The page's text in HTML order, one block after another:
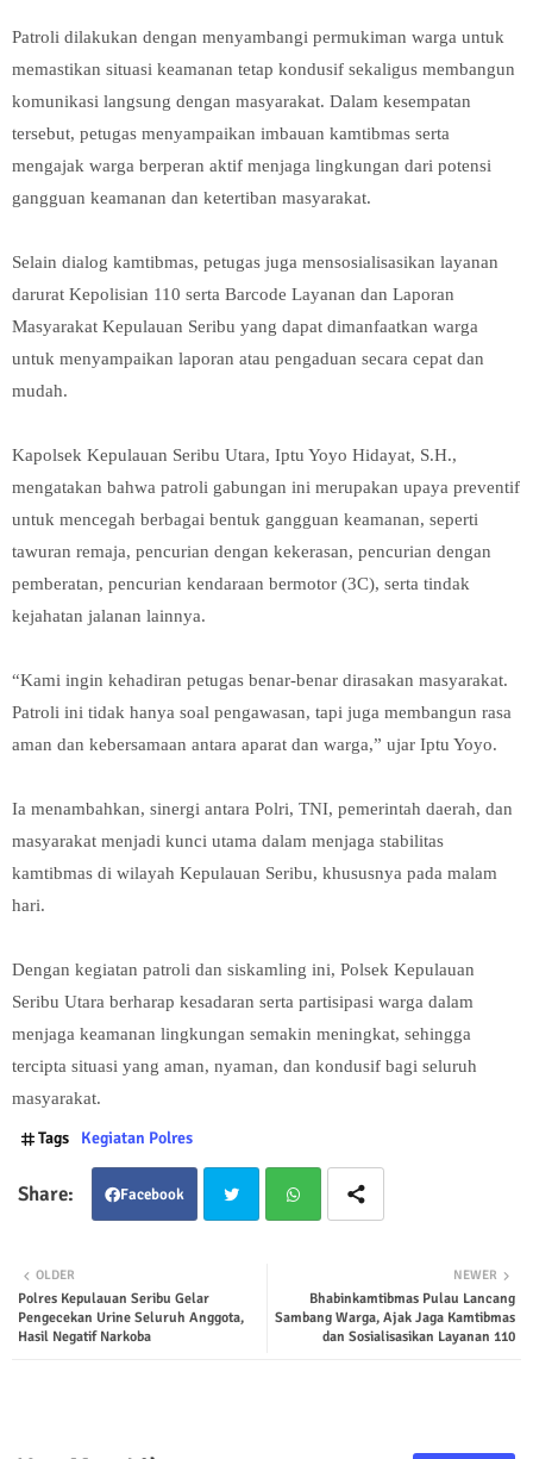
Patroli dilakukan dengan menyambangi permukiman warga untuk
memastikan situasi keamanan tetap kondusif sekaligus membangun
komunikasi langsung dengan masyarakat. Dalam kesempatan
tersebut, petugas menyampaikan imbauan kamtibmas serta
mengajak warga berperan aktif menjaga lingkungan dari potensi
gangguan keamanan dan ketertiban masyarakat.
Selain dialog kamtibmas, petugas juga mensosialisasikan layanan
darurat Kepolisian 110 serta Barcode Layanan dan Laporan
Masyarakat Kepulauan Seribu yang dapat dimanfaatkan warga
untuk menyampaikan laporan atau pengaduan secara cepat dan
mudah.
Kapolsek Kepulauan Seribu Utara, Iptu Yoyo Hidayat, S.H.,
mengatakan bahwa patroli gabungan ini merupakan upaya preventif
untuk mencegah berbagai bentuk gangguan keamanan, seperti
tawuran remaja, pencurian dengan kekerasan, pencurian dengan
pemberatan, pencurian kendaraan bermotor (3C), serta tindak
kejahatan jalanan lainnya.
“Kami ingin kehadiran petugas benar-benar dirasakan masyarakat.
Patroli ini tidak hanya soal pengawasan, tapi juga membangun rasa
aman dan kebersamaan antara aparat dan warga,” ujar Iptu Yoyo.
Ia menambahkan, sinergi antara Polri, TNI, pemerintah daerah, dan
masyarakat menjadi kunci utama dalam menjaga stabilitas
kamtibmas di wilayah Kepulauan Seribu, khususnya pada malam
hari.
Dengan kegiatan patroli dan siskamling ini, Polsek Kepulauan
Seribu Utara berharap kesadaran serta partisipasi warga dalam
menjaga keamanan lingkungan semakin meningkat, sehingga
tercipta situasi yang aman, nyaman, dan kondusif bagi seluruh
masyarakat.
Tags Kegiatan Polres
Facebook
NEWER
Bhabinkamtibmas Pulau Lancang
Sambang Warga, Ajak Jaga Kamtibmas
dan Sosialisasikan Layanan 110
OLDER
Polres Kepulauan Seribu Gelar
Pengecekan Urine Seluruh Anggota,
Hasil Negatif Narkoba